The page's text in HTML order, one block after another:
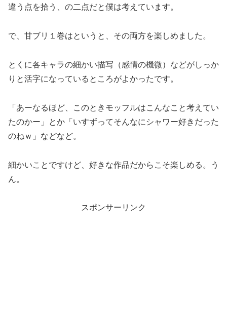
違う点を拾う、の二点だと僕は考えています。
で、甘ブリ１巻はというと、その両方を楽しめました。
とくに各キャラの細かい描写（感情の機微）などがしっか
りと活字になっているところがよかったです。
「あーなるほど、このときモッフルはこんなこと考えてい
たのかー」とか「いすずってそんなにシャワー好きだった
のねｗ」などなど。
細かいことですけど、好きな作品だからこそ楽しめる。う
ん。
スポンサーリンク